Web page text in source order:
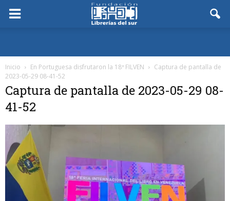
Inicio En Portuguesa disfrutaron la 18ª FILVEN
Captura de pantalla de
2023-05-29 08-41-52
Captura de pantalla de 2023-05-29 08-
41-52